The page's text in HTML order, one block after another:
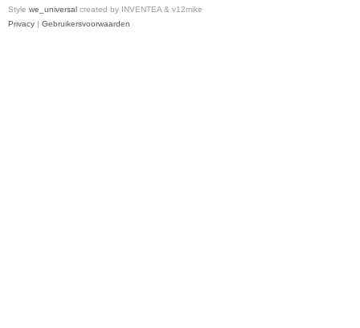
Style we_universal created by INVENTEA & v12mike
Privacy | Gebruikersvoorwaarden